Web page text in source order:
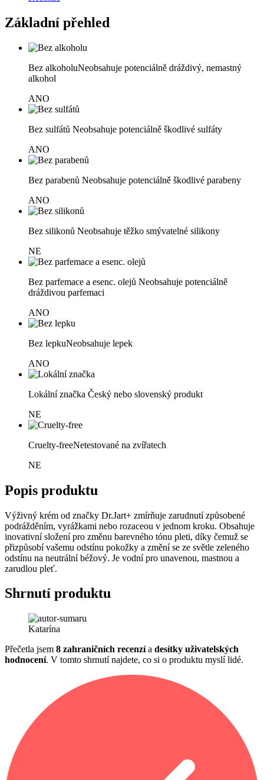
Základní přehled
Bez alkoholuNeobsahuje potenciálně dráždivý, nemastný
alkohol
ANO
Bez sulfátů Neobsahuje potenciálně škodlivé sulfáty
ANO
Bez parabenů Neobsahuje potenciálně škodlivé parabeny
ANO
Bez silikonů Neobsahuje těžko smývatelné silikony
NE
Bez parfemace a esenc. olejů Neobsahuje potenciálně
dráždivou parfemaci
ANO
Bez lepkuNeobsahuje lepek
ANO
Lokální značka Český nebo slovenský produkt
NE
Cruelty-freeNetestované na zvířatech
NE
Popis produktu
Výživný krém od značky Dr.Jart+ zmírňuje zarudnutí způsobené
podrážděním, vyrážkami nebo rozaceou v jednom kroku. Obsahuje
inovativní složení pro změnu barevného tónu pleti, díky čemuž se
přizpůsobí vašemu odstínu pokožky a změní se ze světle zeleného
odstínu na neutrální béžový. Je vodní pro unavenou, mastnou a
zarudlou pleť.
Shrnutí produktu
Katarína
Přečetla jsem 8 zahraničních recenzía desítky uživatelských
hodnocení. V tomto shrnutí najdete, co si o produktu myslí lidé.